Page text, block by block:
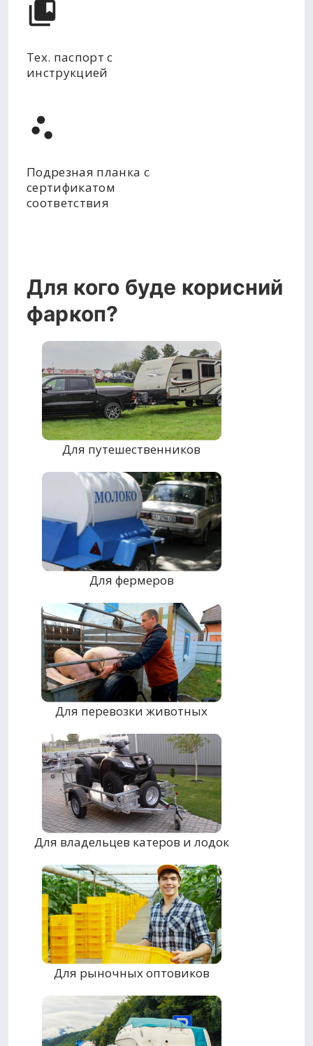
Тех. паспорт с
инструкцией
Подрезная планка с
сертификатом
соответствия
Для кого буде корисний
фаркоп?
Для путешественников
Для фермеров
Для перевозки животных
Для владельцев катеров и лодок
Для рыночных оптовиков